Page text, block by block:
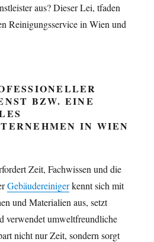
aus? Dieser Lei, tfaden
Reinigungsservice in Wien und
BZW. EINE
IN WIEN
Zeit, Fachwissen und die
Gebäudereinigerkennt sich mit
und Materialien aus, setzt
verwendet umweltfreundliche
nicht nur Zeit, sondern sorgt